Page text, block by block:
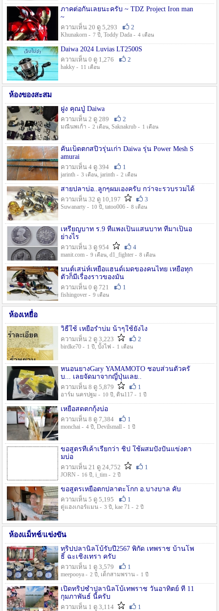
ภาคต่อกันเลยนะครับ ~ TDZ Project Iron man
~
ความเห็น 20 ดู 5,293
2
Khunakorn - 7 ปี , Toddy Dada - 4 เดือน
Daiwa 2024 Luvias LT2500S
ความเห็น 0 ดู 1,276
2
hakky - 11 เดือน
ห้องของสะสม
ฝูง คุณปู่ Daiwa
ความเห็น 2 ดู 289
2
มณีนพเก้า - 2 เดือน, Saknakrub - 1 เดือน
คันเบ็ดตกสปิ๋วรุ่นเก่า Daiwa รุ่น Power Mesh S
amurai
ความเห็น 4 ดู 394
1
jarinth - 3 เดือน, jarinth - 2 เดือน
สายปลาบ่อ..ลูกๆผมเองครับ กว่าจะรวบรวมได้
ความเห็น 32 ดู 10,197
3
Suwanarty - 10 ปี , tatoo006 - 8 เดือน
เหรียญบาท ร.9 ที่แพงเป็นแสนบาท ที่มาเป็นอ
ย่างไร
ความเห็น 3 ดู 954
4
manit.com - 9 เดือน, d1_fighter - 8 เดือน
มนต์เสน่ห์เหยื่อแฮนด์เมดของคนไทย เหยื่อทุก
ตัวก็มีเรื่องราวของมัน
ความเห็น 0 ดู 721
1
fishingover - 9 เดือน
ห้องเหยื่อ
วิธืใช้ เหยื่อรำบ่ม น้าๆใช้ยังไง
ความเห็น 2 ดู 3,223
2
birdke70 - 1 ปี , บั้งไฟ - 1 เดือน
หนอนยางGary YAMAMOTO ชอบส่วนตัวครั
บ... เลยจัดมาจากญี่ปุ่นเลย..
ความเห็น 8 ดู 5,879
1
อาร์ม นครปฐม - 10 ปี , ดิน117 - 1 ปี
เหยื่อสดตกกุ้งบ่อ
ความเห็น 8 ดู 7,384
1
monchai - 4 ปี , Devilsmall - 1 ปี
ขอสูตรที่เค้าเรียกว่า ชิป ใช้ผสมปังปั่นแข่งตา
มบ่อ
ความเห็น 21 ดู 24,752
1
JORN - 16 ปี , i_tim - 2 ปี
ขอสูตรเหยื่อตกปลาตะโกก อ.บางบาล คับ
ความเห็น 5 ดู 5,195
1
ตู่แฮงเกอร์แมน - 3 ปี , kae 71 - 2 ปี
ห้องแม็ทช์/แข่งขัน
ทริปปลานิลโบ้รับปี2567 พิกัด เทพราช บ้านโพ
ธิ์ ฉะเชิงเทรา ครับ
ความเห็น 1 ดู 3,579
1
meepooya - 2 ปี , เด็กสามพราน - 1 ปี
เปิดทริปซ้ำปลานิลโบ้เทพราช วันอาทิตย์ ที่ 11
กุมภาพันธ์ นี้ครับ
ความเห็น 1 ดู 3,114
1